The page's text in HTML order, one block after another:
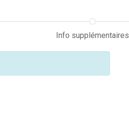
Info supplémentaires